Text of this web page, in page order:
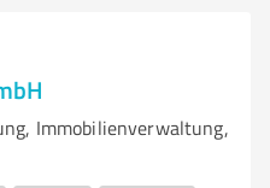
Immobilienverwaltung,